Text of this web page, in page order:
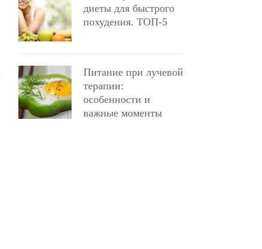
диеты для быстрого
похудения. ТОП-5
Питание при лучевой
терапии:
особенности и
важные моменты